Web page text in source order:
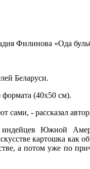
Филинова «Ода
Беларуси.
(40х50 см).
сами, - рассказал
индейцев Южной
картошка как
а потом уже по